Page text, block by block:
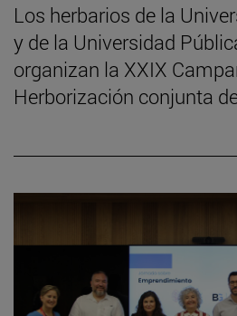
Los herbarios de la
y de la Universidad
organizan la XXIX
Herborización conjunta